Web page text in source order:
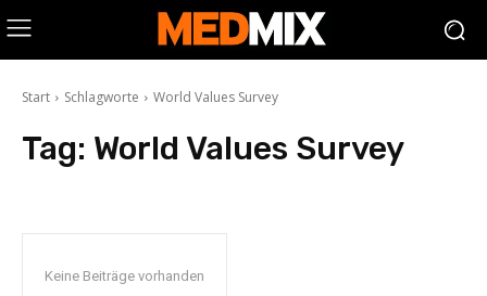
Start Schlagworte World Values Survey
Tag: World Values Survey
Keine Beiträge vorhanden